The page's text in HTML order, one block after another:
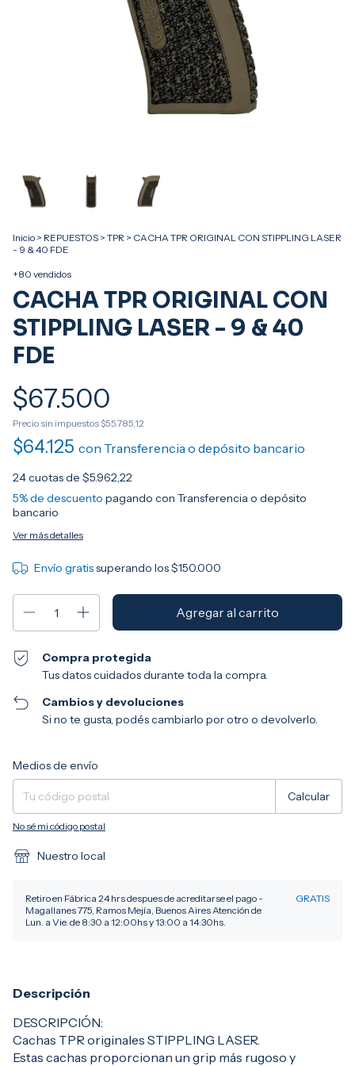
Inicio > REPUESTOS > TPR > CACHA TPR ORIGINAL CON STIPPLING LASER
- 9 & 40 FDE
+80 vendidos
CACHA TPR ORIGINAL CON
STIPPLING LASER - 9 & 40
FDE
$67.500
Precio sin impuestos$55.785,12
$64.125 con Transferencia o depósito bancario
24cuotas de $5.962,22
5% de descuento pagando con Transferencia o depósito
bancario
Ver más detalles
Envío gratissuperando los$150.000
Compra protegida
Tus datos cuidados durante toda la compra.
Cambios y devoluciones
Si no te gusta, podés cambiarlo por otro o devolverlo.
Entregas para el CP:
Medios de envío
Calcular
No sé mi código postal
Nuestro local
Retiro en Fábrica 24 hrs despues de acreditarse el pago -
Magallanes 775, Ramos Mejía, Buenos Aires Atención de
Lun. a Vie. de 8:30 a 12:00hs y 13:00 a 14:30hs.
GRATIS
Descripción
DESCRIPCIÓN:
Cachas TPR originales STIPPLING LASER.
Estas cachas proporcionan un grip más rugoso y